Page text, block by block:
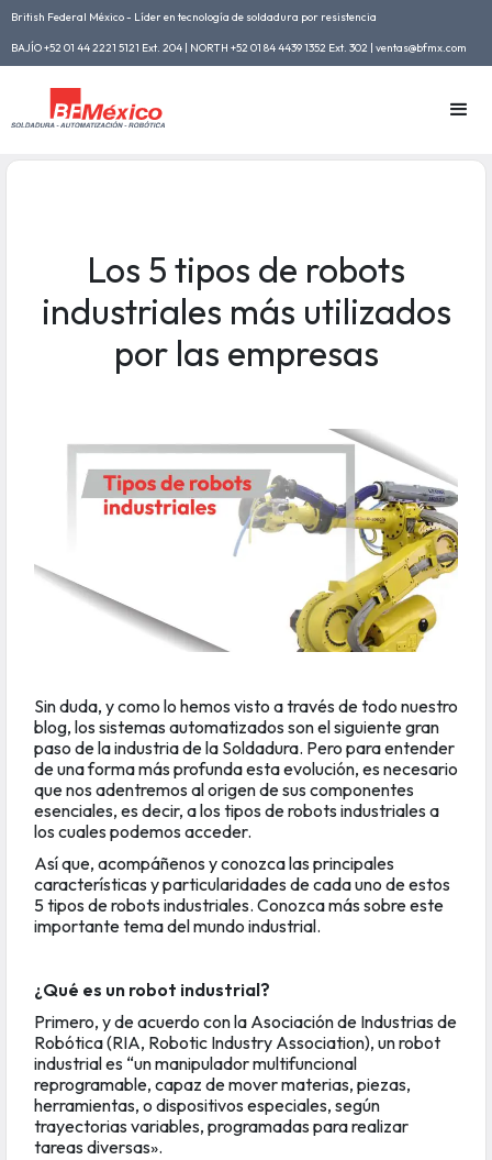
British Federal México - Líder en tecnología de soldadura por resistencia
BAJÍO +52 01 44 2221 5121 Ext. 204 | NORTH +52 01 84 4439 1352 Ext. 302 | ventas@bfmx.com
Los 5 tipos de robots
industriales más utilizados
por las empresas
Sin duda, y como lo hemos visto a través de todo nuestro
blog, los sistemas automatizados son el siguiente gran
paso de la industria de la Soldadura. Pero para entender
de una forma más profunda esta evolución, es necesario
que nos adentremos al origen de sus componentes
esenciales, es decir, a los tipos de robots industriales a
los cuales podemos acceder.
Así que, acompáñenos y conozca las principales
características y particularidades de cada uno de estos
5 tipos de robots industriales. Conozca más sobre este
importante tema del mundo industrial.
¿Qué es un robot industrial?
Primero, y de acuerdo con la Asociación de Industrias de
Robótica (RIA, Robotic Industry Association), un robot
industrial es “un manipulador multifuncional
reprogramable, capaz de mover materias, piezas,
herramientas, o dispositivos especiales, según
trayectorias variables, programadas para realizar
tareas diversas».